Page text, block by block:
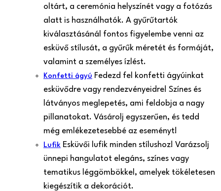
oltárt, a ceremónia helyszínét vagy a fotózás
alatt is használhatók. A gyűrűtartók
kiválasztásánál fontos figyelembe venni az
esküvő stílusát, a gyűrűk méretét és formáját,
valamint a személyes ízlést.
Konfetti ágyú Fedezd fel konfetti ágyúinkat
esküvődre vagy rendezvényeidre! Színes és
látványos meglepetés, ami feldobja a nagy
pillanatokat. Vásárolj egyszerűen, és tedd
még emlékezetesebbé az eseményt!
Lufik Esküvői lufik minden stílushoz! Varázsolj
ünnepi hangulatot elegáns, színes vagy
tematikus léggömbökkel, amelyek tökéletesen
kiegészítik a dekorációt.